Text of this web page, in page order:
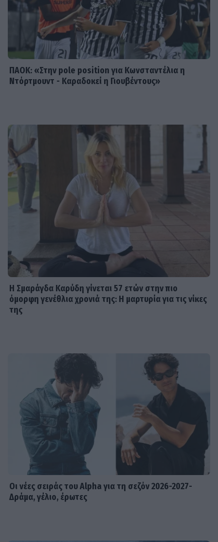
Η τελευταία συνέντευξη του Νίκου
Καλογερόπουλου: Η ζωή στην
Κυπαρισσία και το σοκ της
διάρρηξης
ΠΑΟΚ: «Στην pole position για Κωνσταντέλια η
Ντόρτμουντ - Καραδοκεί η Γιουβέντους»
Η Σμαράγδα Καρύδη γίνεται 57 ετών στην πιο
όμορφη γενέθλια χρονιά της: Η μαρτυρία για τις νίκες
της
Οι νέες σειράς του Alpha για τη σεζόν 2026-2027-
Δράμα, γέλιο, έρωτες